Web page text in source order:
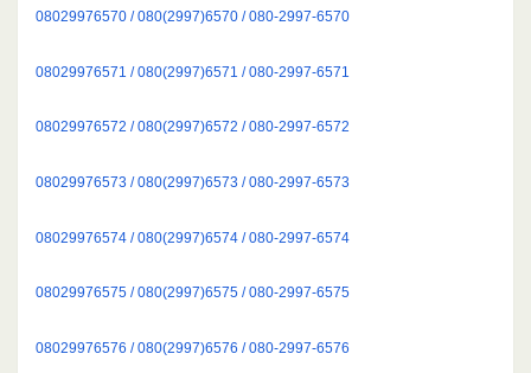
08029976570 / 080(2997)6570 / 080-2997-6570
08029976571 / 080(2997)6571 / 080-2997-6571
08029976572 / 080(2997)6572 / 080-2997-6572
08029976573 / 080(2997)6573 / 080-2997-6573
08029976574 / 080(2997)6574 / 080-2997-6574
08029976575 / 080(2997)6575 / 080-2997-6575
08029976576 / 080(2997)6576 / 080-2997-6576